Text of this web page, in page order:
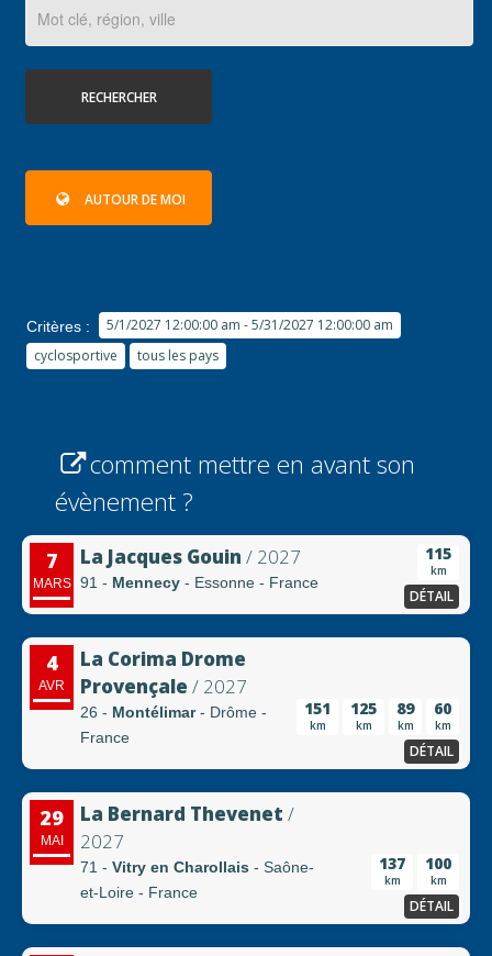
RECHERCHER
AUTOUR DE MOI
Critères :
5/1/2027 12:00:00 am - 5/31/2027 12:00:00 am
cyclosportive
tous les pays
comment mettre en avant son
évènement ?
7
MARS
La Jacques Gouin / 2027
91 - Mennecy - Essonne - France
115
km
DÉTAIL
4
AVR
La Corima Drome
Provençale / 2027
26 - Montélimar- Drôme -
France
151
km
125
km
89
km
60
km
DÉTAIL
29
MAI
La Bernard Thevenet /
2027
71 - Vitry en Charollais - Saône-
et-Loire - France
137
km
100
km
DÉTAIL